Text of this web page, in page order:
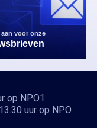
aan voor onze
op NPO1
uur op NPO